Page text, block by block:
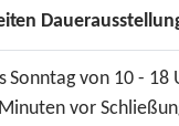
Sonntag von 10 - 18
vor